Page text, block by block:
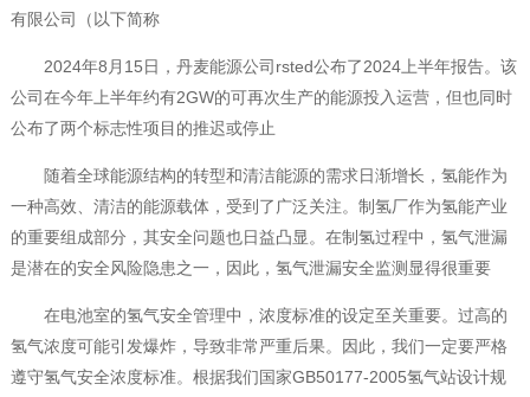
有限公司（以下简称
2024年8月15日，丹麦能源公司rsted公布了2024上半年报告。该
公司在今年上半年约有2GW的可再次生产的能源投入运营，但也同时
公布了两个标志性项目的推迟或停止
随着全球能源结构的转型和清洁能源的需求日渐增长，氢能作为
一种高效、清洁的能源载体，受到了广泛关注。制氢厂作为氢能产业
的重要组成部分，其安全问题也日益凸显。在制氢过程中，氢气泄漏
是潜在的安全风险隐患之一，因此，氢气泄漏安全监测显得很重要
在电池室的氢气安全管理中，浓度标准的设定至关重要。过高的
氢气浓度可能引发爆炸，导致非常严重后果。因此，我们一定要严格
遵守氢气安全浓度标准。根据我们国家GB50177-2005氢气站设计规